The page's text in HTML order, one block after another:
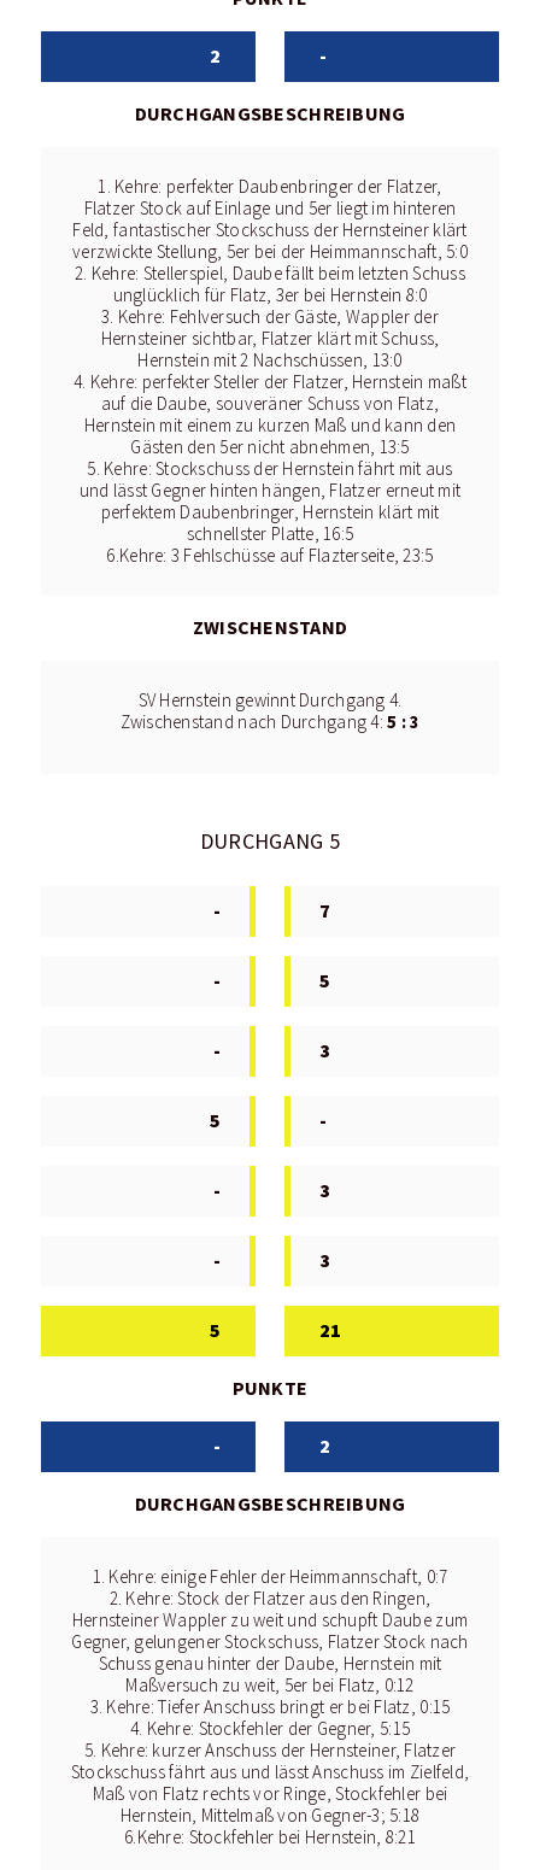
2 -
DURCHGANGSBESCHREIBUNG
1. Kehre: perfekter Daubenbringer der Flatzer,
Flatzer Stock auf Einlage und 5er liegt im hinteren
Feld, fantastischer Stockschuss der Hernsteiner klärt
verzwickte Stellung, 5er bei der Heimmannschaft, 5:0
2. Kehre: Stellerspiel, Daube fällt beim letzten Schuss
unglücklich für Flatz, 3er bei Hernstein 8:0
3. Kehre: Fehlversuch der Gäste, Wappler der
Hernsteiner sichtbar, Flatzer klärt mit Schuss,
Hernstein mit 2 Nachschüssen, 13:0
4. Kehre: perfekter Steller der Flatzer, Hernstein maßt
auf die Daube, souveräner Schuss von Flatz,
Hernstein mit einem zu kurzen Maß und kann den
Gästen den 5er nicht abnehmen, 13:5
5. Kehre: Stockschuss der Hernstein fährt mit aus
und lässt Gegner hinten hängen, Flatzer erneut mit
perfektem Daubenbringer, Hernstein klärt mit
schnellster Platte, 16:5
6.Kehre: 3 Fehlschüsse auf Flazterseite, 23:5
ZWISCHENSTAND
SV Hernstein gewinnt Durchgang 4.
Zwischenstand nach Durchgang 4:5 : 3
DURCHGANG 5
- 7
- 5
- 3
5 -
- 3
- 3
5 21
PUNKTE
- 2
DURCHGANGSBESCHREIBUNG
1. Kehre: einige Fehler der Heimmannschaft, 0:7
2. Kehre: Stock der Flatzer aus den Ringen,
Hernsteiner Wappler zu weit und schupft Daube zum
Gegner, gelungener Stockschuss, Flatzer Stock nach
Schuss genau hinter der Daube, Hernstein mit
Maßversuch zu weit, 5er bei Flatz, 0:12
3. Kehre: Tiefer Anschuss bringt er bei Flatz, 0:15
4. Kehre: Stockfehler der Gegner, 5:15
5. Kehre: kurzer Anschuss der Hernsteiner, Flatzer
Stockschuss fährt aus und lässt Anschuss im Zielfeld,
Maß von Flatz rechts vor Ringe, Stockfehler bei
Hernstein, Mittelmaß von Gegner-3; 5:18
6.Kehre: Stockfehler bei Hernstein, 8:21